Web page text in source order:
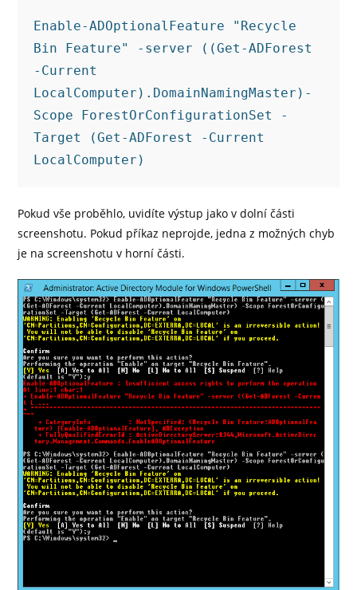
Enable-ADOptionalFeature "Recycle
Bin Feature" -server ((Get-ADForest
-Current
LocalComputer).DomainNamingMaster)-
Scope ForestOrConfigurationSet -
Target (Get-ADForest -Current
LocalComputer)
Pokud vše proběhlo, uvidíte výstup jako v dolní části
screenshotu. Pokud příkaz neprojde, jedna z možných chyb
je na screenshotu v horní části.